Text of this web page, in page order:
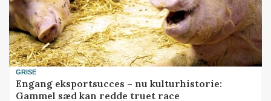
GRISE
Engang eksportsucces – nu kulturhistorie:
Gammel sæd kan redde truet race